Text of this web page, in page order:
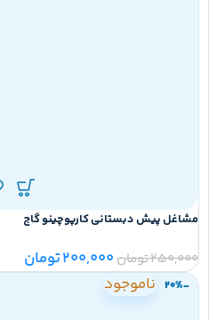
مشاغل پیش دبستانی کارپوچینو گاج
250,000تومان200,000تومان
-20% ناموجود